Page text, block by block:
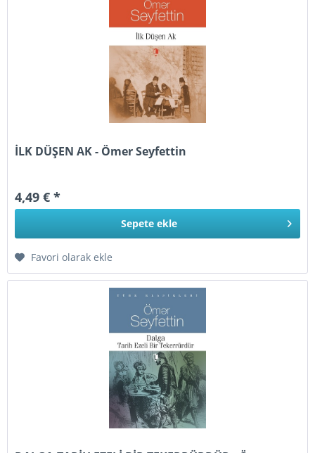
İLK DÜŞEN AK - Ömer Seyfettin
4,49 € *
Sepete ekle
Favori olarak ekle